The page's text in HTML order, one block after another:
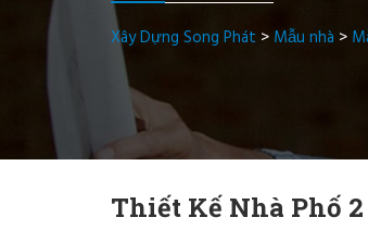
Xây Dựng Song Phát > Mẫu nhà >
Thiết Kế Nhà Phố 2